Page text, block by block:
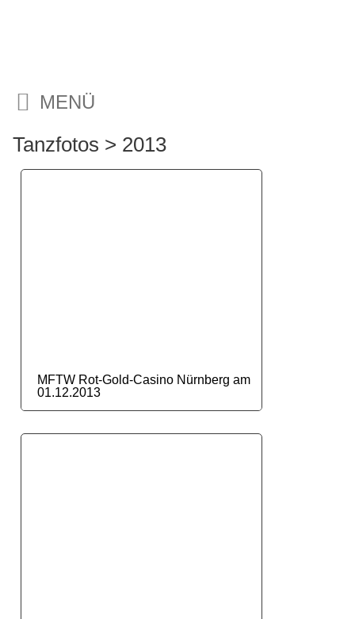
MENÜ
Tanzfotos > 2013
MFTW Rot-Gold-Casino Nürnberg am
01.12.2013